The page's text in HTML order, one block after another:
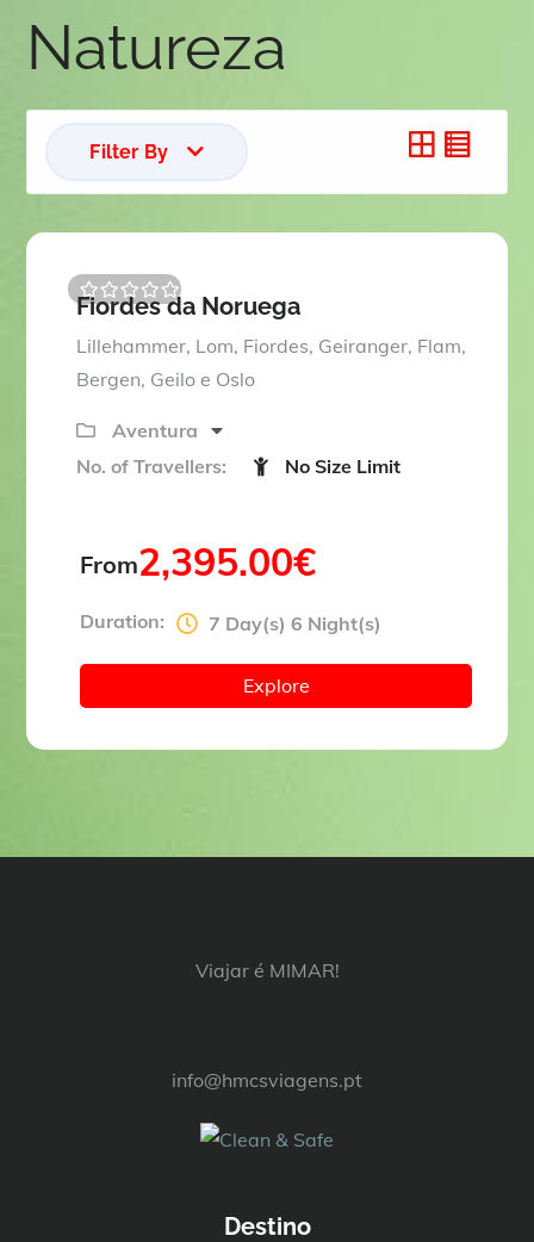
Natureza
Filter By
0
u
t
o
5
Fiordes da Noruega
Lillehammer, Lom, Fiordes, Geiranger, Flam,
Bergen, Geilo e Oslo
Aventura
No. of Travellers:
No Size Limit
From2,395.00€
Duration: 7 Day(s) 6 Night(s)
Explore
Viajar é MIMAR!
info@hmcsviagens.pt
Destino